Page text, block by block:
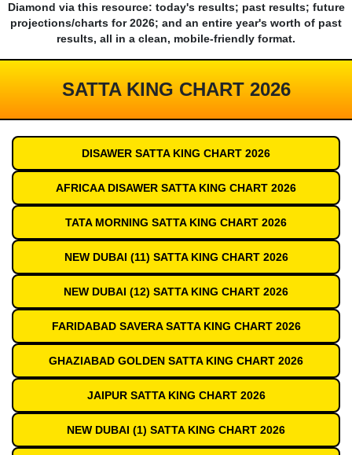
Diamond via this resource: today's results; past results; future
projections/charts for 2026; and an entire year's worth of past
results, all in a clean, mobile-friendly format.
SATTA KING CHART 2026
DISAWER SATTA KING CHART 2026
AFRICAA DISAWER SATTA KING CHART 2026
TATA MORNING SATTA KING CHART 2026
NEW DUBAI (11) SATTA KING CHART 2026
NEW DUBAI (12) SATTA KING CHART 2026
FARIDABAD SAVERA SATTA KING CHART 2026
GHAZIABAD GOLDEN SATTA KING CHART 2026
JAIPUR SATTA KING CHART 2026
NEW DUBAI (1) SATTA KING CHART 2026